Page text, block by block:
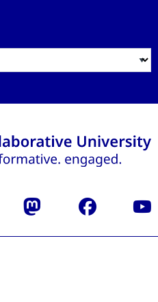
Mastodon Facebook